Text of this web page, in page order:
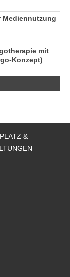
Mediennutzung
mit
Konzept)
&